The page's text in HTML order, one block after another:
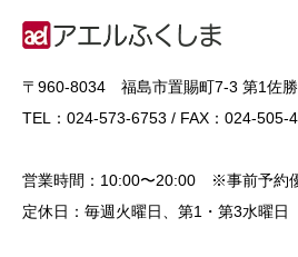
〒960-8034 福島市置賜町7-3 第1佐
TEL：024-573-6753 / FAX：024-505-
営業時間：10:00〜20:00 ※事前予約
定休日：毎週火曜日、第1・第3水曜日